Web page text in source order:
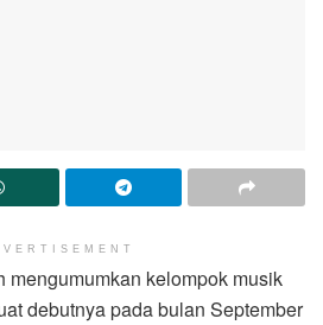
mengumumkan kelompok musik
debutnya pada bulan September